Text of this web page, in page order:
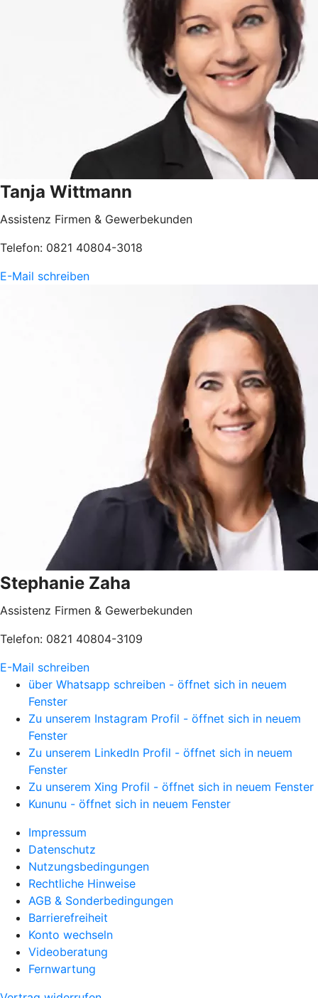
Tanja Wittmann
Assistenz Firmen & Gewerbekunden
Telefon: 0821 40804-3018
E-Mail schreiben
Stephanie Zaha
Assistenz Firmen & Gewerbekunden
Telefon: 0821 40804-3109
E-Mail schreiben
über Whatsapp schreiben - öffnet sich in neuem
Fenster
Zu unserem Instagram Profil - öffnet sich in neuem
Fenster
Zu unserem LinkedIn Profil - öffnet sich in neuem
Fenster
Zu unserem Xing Profil - öffnet sich in neuem Fenster
Kununu - öffnet sich in neuem Fenster
Impressum
Datenschutz
Nutzungsbedingungen
Rechtliche Hinweise
AGB & Sonderbedingungen
Barrierefreiheit
Konto wechseln
Videoberatung
Fernwartung